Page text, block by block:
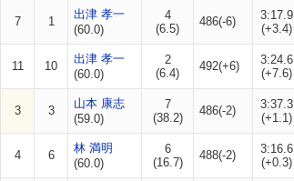
7 1
出津 孝一
(60.0)
4
(6.5)
486(-6)
3:17.9
(+3.4)
11 10
出津 孝一
(60.0)
2
(6.4)
492(+6)
3:24.6
(+7.6)
3 3
山本 康志
(59.0)
7
(38.2)
486(-2)
3:37.3
(+1.1)
4 6
林 満明
(60.0)
6
(16.7)
488(-2)
3:16.6
(+0.3)